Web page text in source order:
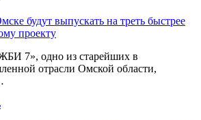
будут выпускать на треть быстрее
проекту
7», одно из старейших в
отрасли Омской области,